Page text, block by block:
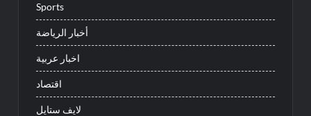
Sports
أخبار الرياضة
اخبار عربية
اقتصاد
لايف ستايل